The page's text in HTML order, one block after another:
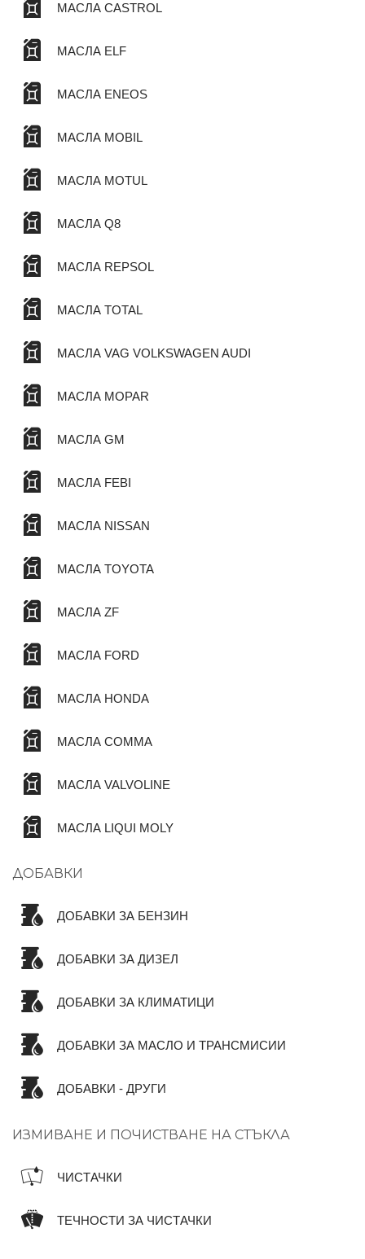
МАСЛА CASTROL
МАСЛА ELF
МАСЛА ENEOS
МАСЛА MOBIL
МАСЛА MOTUL
МАСЛА Q8
МАСЛА REPSOL
МАСЛА TOTAL
МАСЛА VAG VOLKSWAGEN AUDI
МАСЛА MOPAR
МАСЛА GM
МАСЛА FEBI
МАСЛА NISSAN
МАСЛА TOYOTA
МАСЛА ZF
МАСЛА FORD
МАСЛА HONDA
МАСЛА COMMA
МАСЛА VALVOLINE
МАСЛА LIQUI MOLY
ДОБАВКИ
ДОБАВКИ ЗА БЕНЗИН
ДОБАВКИ ЗА ДИЗЕЛ
ДОБАВКИ ЗА КЛИМАТИЦИ
ДОБАВКИ ЗА МАСЛО И ТРАНСМИСИИ
ДОБАВКИ - ДРУГИ
ИЗМИВАНЕ И ПОЧИСТВАНЕ НА СТЪКЛА
ЧИСТАЧКИ
ТЕЧНОСТИ ЗА ЧИСТАЧКИ